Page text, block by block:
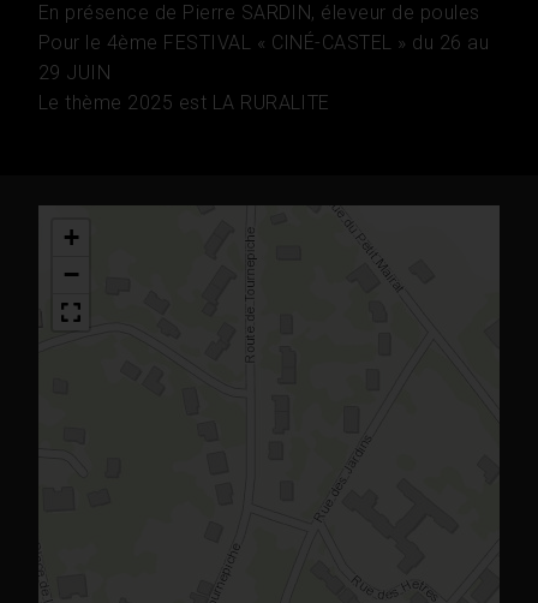
En présence de Pierre SARDIN, éleveur de poules
Pour le 4ème FESTIVAL « CINÉ-CASTEL » du 26 au
29 JUIN
Le thème 2025 est LA RURALITE
+
−